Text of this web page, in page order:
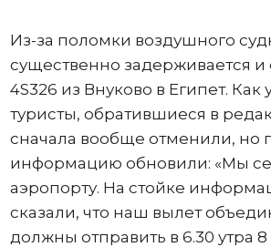
Из-за поломки воздушного
существенно задерживается
4S326 из Внуково в Египет. Как
туристы, обратившиеся в
сначала вообще отменили, но
информацию обновили: «Мы
аэропорту. На стойке
сказали, что наш вылет
должны отправить в 6.30 утра 8